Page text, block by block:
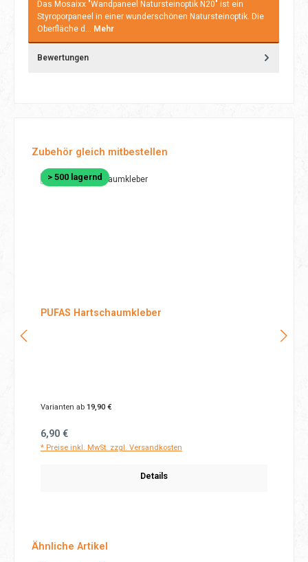
Das Mosaixx "Wandpaneel Natursteinoptik N20" ist ein
Styroporpaneel in einer wunderschönen Natursteinoptik. Die
Oberfläche d… Mehr
Bewertungen
Produktgalerie überspringen
Zubehör gleich mitbestellen
> 500 lagernd
PUFAS Hartschaumkleber
Varianten ab19,90 €
Regulärer Preis:
6,90 €
* Preise inkl. MwSt. zzgl. Versandkosten
Details
Produktgalerie überspringen
Ähnliche Artikel